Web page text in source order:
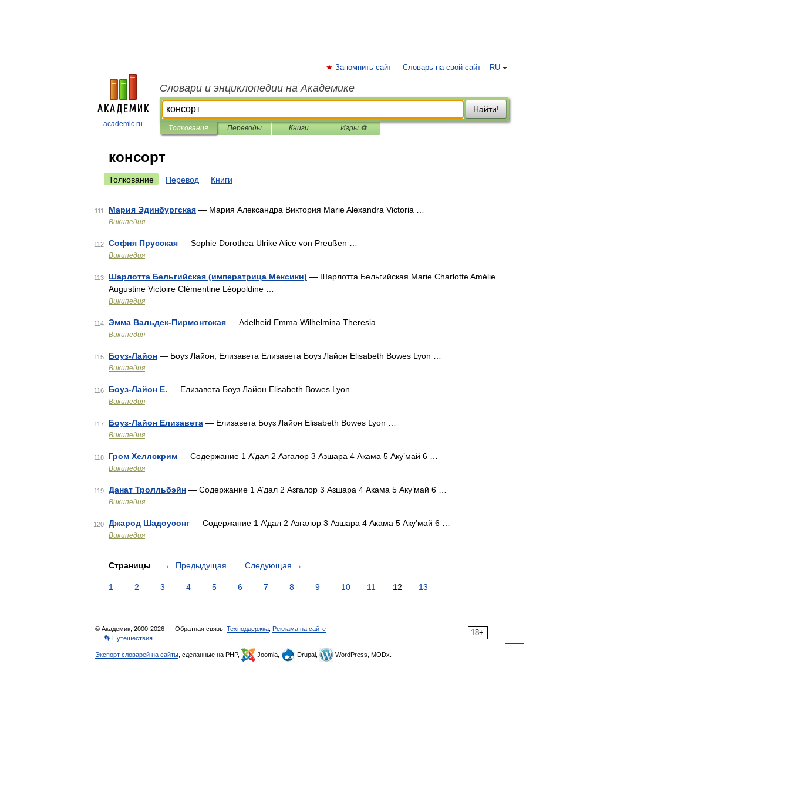
academic.ru
RU
Запомнить сайт Словарь на свой сайт
Словари и энциклопедии на Академике
Найти!
Толкования Переводы Книги Игры ⚽
консорт
Толкование Перевод Книги
111 Мария Эдинбургская — Мария Александра Виктория Marie Alexandra Victoria …
Википедия
112 София Прусская — Sophie Dorothea Ulrike Alice von Preußen …
Википедия
113 Шарлотта Бельгийская (императрица Мексики) — Шарлотта Бельгийская Marie Charlotte Amélie
Augustine Victoire Clémentine Léopoldine …
Википедия
114 Эмма Вальдек-Пирмонтская — Adelheid Emma Wilhelmina Theresia …
Википедия
115 Боуз-Лайон — Боуз Лайон, Елизавета Елизавета Боуз Лайон Elisabeth Bowes Lyon …
Википедия
116 Боуз-Лайон Е. — Елизавета Боуз Лайон Elisabeth Bowes Lyon …
Википедия
117 Боуз-Лайон Елизавета — Елизавета Боуз Лайон Elisabeth Bowes Lyon …
Википедия
118 Гром Хеллскрим — Содержание 1 А’дал 2 Азгалор 3 Азшара 4 Акама 5 Аку’май 6 …
Википедия
119 Данат Тролльбэйн — Содержание 1 А’дал 2 Азгалор 3 Азшара 4 Акама 5 Аку’май 6 …
Википедия
120 Джарод Шадоусонг — Содержание 1 А’дал 2 Азгалор 3 Азшара 4 Акама 5 Аку’май 6 …
Википедия
Страницы ← Предыдущая Следующая →
1 2 3 4 5 6 7 8 9 10 11 12 13
18+
© Академик, 2000-2026 Обратная связь: Техподдержка Реклама на сайте
👣 Путешествия
Экспорт словарей на сайты , сделанные на PHP, Joomla, Drupal, WordPress, MODx.